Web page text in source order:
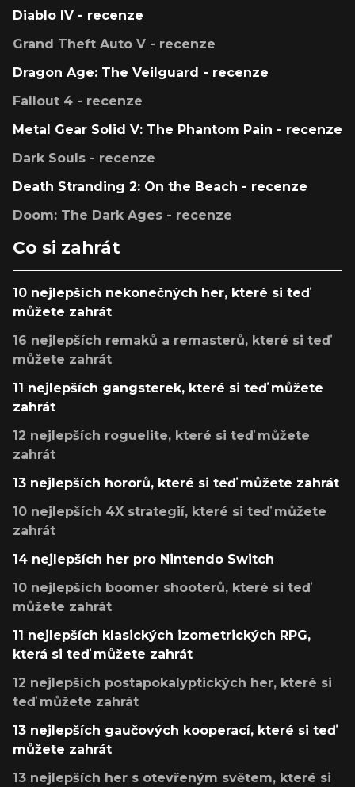
Diablo IV - recenze
Grand Theft Auto V - recenze
Dragon Age: The Veilguard - recenze
Fallout 4 - recenze
Metal Gear Solid V: The Phantom Pain - recenze
Dark Souls - recenze
Death Stranding 2: On the Beach - recenze
Doom: The Dark Ages - recenze
Co si zahrát
10 nejlepších nekonečných her, které si teď
můžete zahrát
16 nejlepších remaků a remasterů, které si teď
můžete zahrát
11 nejlepších gangsterek, které si teď můžete
zahrát
12 nejlepších roguelite, které si teď můžete
zahrát
13 nejlepších hororů, které si teď můžete zahrát
10 nejlepších 4X strategií, které si teď můžete
zahrát
14 nejlepších her pro Nintendo Switch
10 nejlepších boomer shooterů, které si teď
můžete zahrát
11 nejlepších klasických izometrických RPG,
která si teď můžete zahrát
12 nejlepších postapokalyptických her, které si
teď můžete zahrát
13 nejlepších gaučových kooperací, které si teď
můžete zahrát
13 nejlepších her s otevřeným světem, které si